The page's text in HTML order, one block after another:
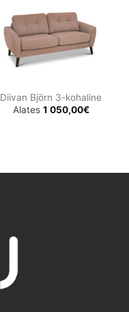
Diivan Björn 3-kohaline
Alates 1 050,00€